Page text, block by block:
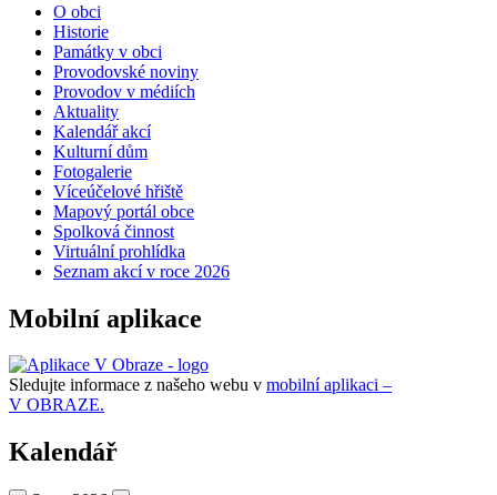
O obci
Historie
Památky v obci
Provodovské noviny
Provodov v médiích
Aktuality
Kalendář akcí
Kulturní dům
Fotogalerie
Víceúčelové hřiště
Mapový portál obce
Spolková činnost
Virtuální prohlídka
Seznam akcí v roce 2026
Mobilní aplikace
Sledujte informace z našeho webu v mobilní aplikaci –
V OBRAZE.
Kalendář